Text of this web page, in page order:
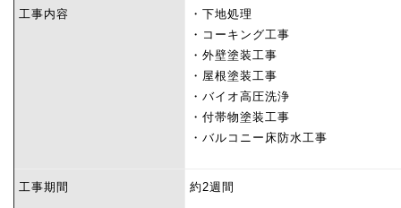
工事内容
・下地処理
・コーキング工事
・外壁塗装工事
・屋根塗装工事
・ バイオ高圧洗浄
・付帯物塗装工事
・バルコニー床防水工事
工事期間 約2週間